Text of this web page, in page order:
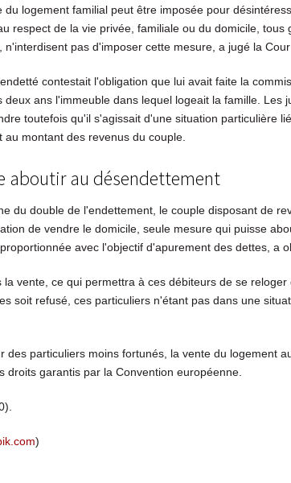
logement familial peut être imposée pour
respect de la vie privée, familiale ou du domicile, tous
pas d'imposer cette mesure, a jugé la Cour
contestait l'obligation que lui avait faite la
ans l'immeuble dans lequel logeait la famille. Les
toutefois qu'il s'agissait d'une situation particulière
montant des revenus du couple.
aboutir au désendettement
du double de l'endettement, le couple disposant de
de vendre le domicile, seule mesure qui puisse
avec l'objectif d'apurement des dettes, a
vente, ce qui permettra à ces débiteurs de se reloger
soit refusé, ces particuliers n'étant pas dans une
des particuliers moins fortunés, la vente du logement
garantis par la Convention européenne.
)